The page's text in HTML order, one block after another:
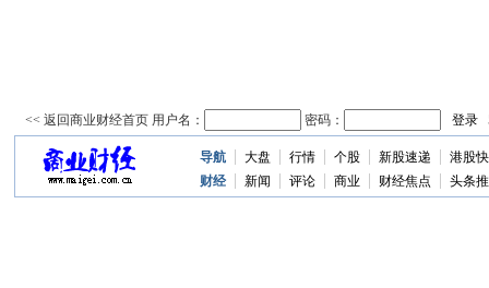
导航 大盘 行情 个股 新股速递
港股
财经
新闻 评论 商业 财经焦点 头条